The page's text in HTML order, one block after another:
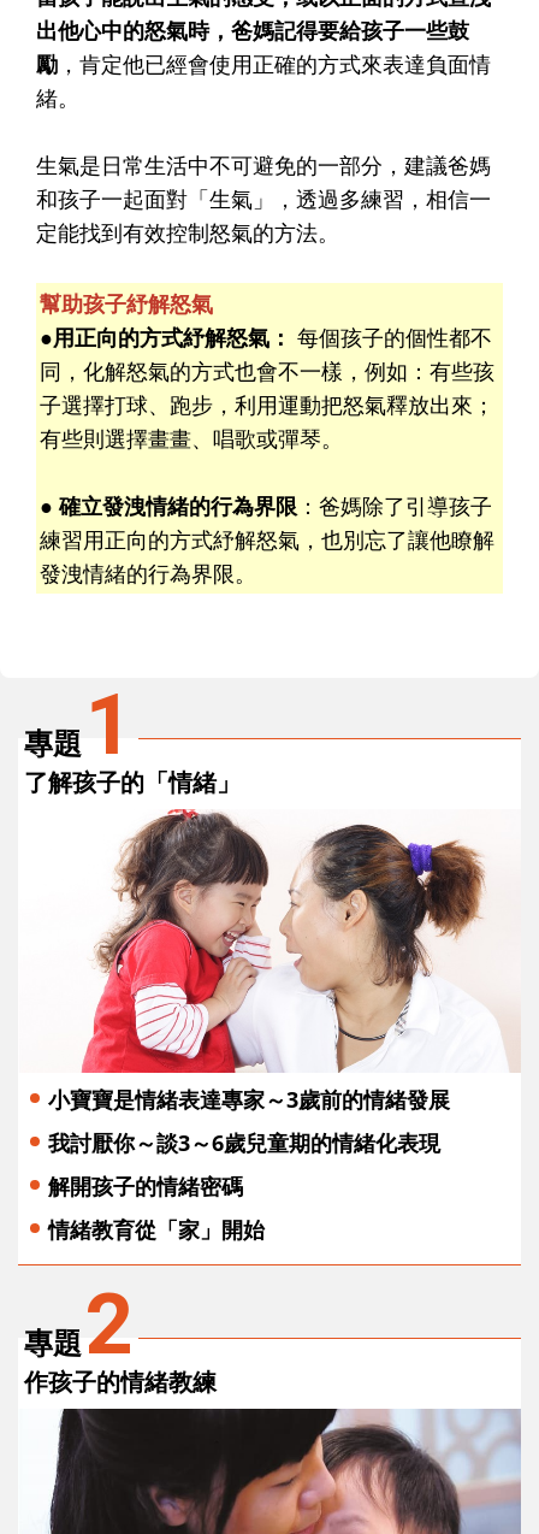
出他心中的怒氣時，爸媽記得要給孩子一些鼓
勵 ，肯定他已經會使用正確的方式來表達負面情
緒。
生氣是日常生活中不可避免的一部分，建議爸媽
和孩子一起面對「生氣」，透過多練習，相信一
定能找到有效控制怒氣的方法。
幫助孩子紓解怒氣
●用正向的方式紓解怒氣： 每個孩子的個性都不
同，化解怒氣的方式也會不一樣，例如：有些孩
子選擇打球、跑步，利用運動把怒氣釋放出來；
有些則選擇畫畫、唱歌或彈琴。
● 確立發洩情緒的行為界限 ：爸媽除了引導孩子
練習用正向的方式紓解怒氣，也別忘了讓他瞭解
發洩情緒的行為界限。
專題 1
了解孩子的「情緒」
小寶寶是情緒表達專家～3歲前的情緒發展
我討厭你～談3～6歲兒童期的情緒化表現
解開孩子的情緒密碼
情緒教育從「家」開始
專題2
作孩子的情緒教練